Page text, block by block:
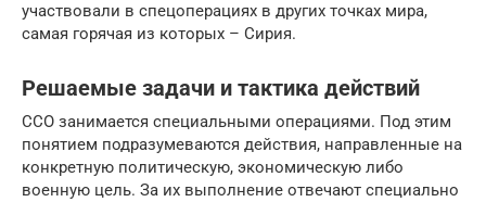
участвовали в спецоперациях в других точках мира,
самая горячая из которых – Сирия.
Решаемые задачи и тактика действий
ССО занимается специальными операциями. Под этим
понятием подразумеваются действия, направленные на
конкретную политическую, экономическую либо
военную цель. За их выполнение отвечают специально